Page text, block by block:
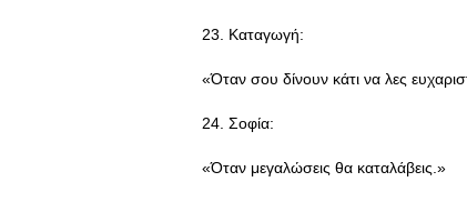
23. Καταγωγή:
«Όταν σου δίνουν κάτι να λες
24. Σοφία:
«Όταν μεγαλώσεις θα καταλάβεις.»